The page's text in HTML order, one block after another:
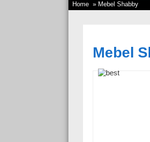
Home » Mebel Shabby
Mebel